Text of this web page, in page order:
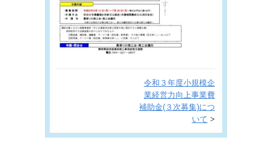
令和３年度小規模企
業経営力向上事業費
補助金(３次募集)につ
いて >